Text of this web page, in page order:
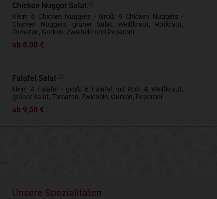
Chicken Nugget Salat
Klein: 6 Chicken Nuggets - Groß: 9 Chicken Nuggets -
Chicken Nuggets, grüner Salat, Weißkraut, Rotkraut,
Tomaten, Gurken, Zwiebeln und Peperoni
ab 8,00 €
Falafel Salat
klein: 4 Falafel - groß: 6 Falafel mit Rot- & Weißkraut,
grüner Salat, Tomaten, Zwiebeln, Gurken, Peperoni
ab 9,50 €
Unsere Spezialitäten